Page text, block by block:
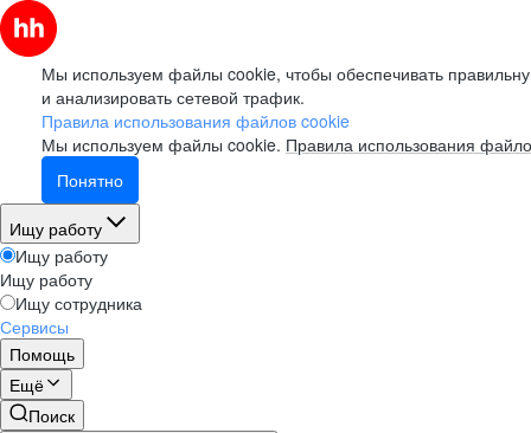
Мы используем файлы cookie, чтобы обеспечивать
и анализировать сетевой трафик.
Правила использования файлов cookie
Мы используем файлы cookie. Правила использования
Понятно
Ищу работу
Ищу работу
Ищу работу
Ищу сотрудника
Сервисы
Помощь
Ещё
Поиск